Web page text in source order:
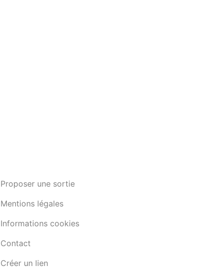
Proposer une sortie
Mentions légales
Informations cookies
Contact
Créer un lien